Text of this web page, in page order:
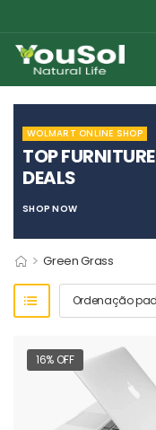
WOLMART ONLINE SHOP
TOP FURNITURE
DEALS
SHOP NOW
> Green Grass
16% OFF